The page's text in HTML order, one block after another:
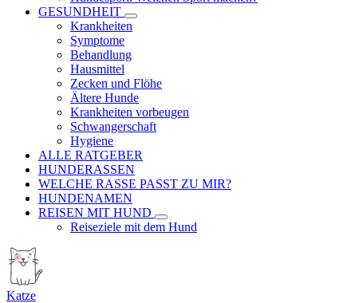
GESUNDHEIT
Krankheiten
Symptome
Behandlung
Hausmittel
Zecken und Flöhe
Ältere Hunde
Krankheiten vorbeugen
Schwangerschaft
Hygiene
ALLE RATGEBER
HUNDERASSEN
WELCHE RASSE PASST ZU MIR?
HUNDENAMEN
REISEN MIT HUND
Reiseziele mit dem Hund
Katze